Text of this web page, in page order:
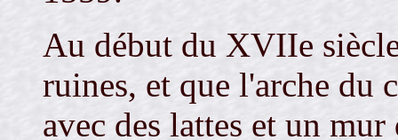
Au début du XVIIe
ruines, et que l'arche du
avec des lattes et un